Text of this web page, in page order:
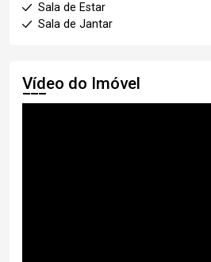
Sala de Estar
Sala de Jantar
Vídeo do Imóvel